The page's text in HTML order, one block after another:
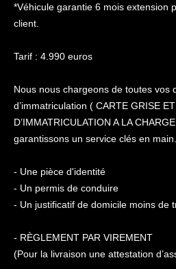
*Véhicule garantie 6 mois extension
client.
Tarif : 4.990 euros
Nous nous chargeons de toutes vos
d’immatriculation ( CARTE GRISE
D’IMMATRICULATION A LA
garantissons un service clés en main.
- Une pièce d'identité
- Un permis de conduire
- Un justificatif de domicile moins de
- RÈGLEMENT PAR VIREMENT
(Pour la livraison une attestation